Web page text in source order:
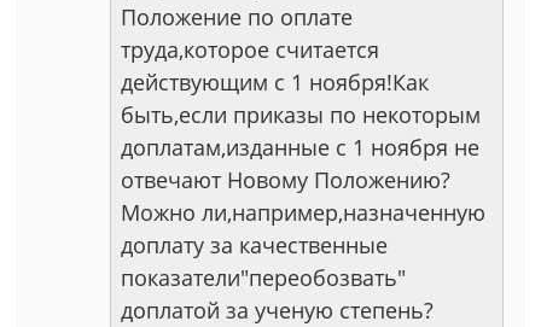
Положение по оплате
труда,которое считается
действующим с 1 ноября!Как
быть,если приказы по некоторым
доплатам,изданные с 1 ноября не
отвечают Новому Положению?
Можно ли,например,назначенную
доплату за качественные
показатели"переобозвать"
доплатой за ученую степень?